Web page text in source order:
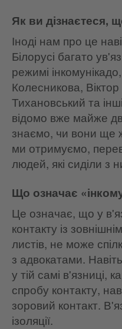
Як ви дізнаєтеся,
Іноді нам про це
Білорусі багато
режимі
Колесникова,
Тихановський та
відомо вже майже
знаємо, чи вони ще
ми отримуємо,
людей, які сиділи з
Що означає
Це означає, що у
контакту із
листів, не може
з адвокатами.
у тій самі в'язниці,
спробу контакту,
зоровий контакт.
ізоляції.